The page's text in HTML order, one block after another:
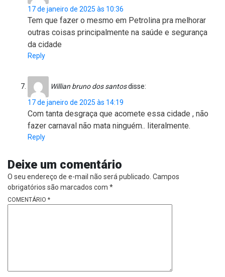
17 de janeiro de 2025 às 10:36
Tem que fazer o mesmo em Petrolina pra melhorar
outras coisas principalmente na saúde e segurança
da cidade
Reply
Willian bruno dos santosdisse:
17 de janeiro de 2025 às 14:19
Com tanta desgraça que acomete essa cidade , não
fazer carnaval não mata ninguém.. literalmente.
Reply
Deixe um comentário
O seu endereço de e-mail não será publicado. Campos
obrigatórios são marcados com *
COMENTÁRIO *